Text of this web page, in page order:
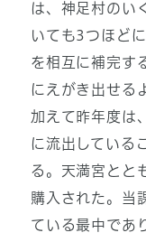
は、神足村のい
いても3つほど
を相互に補完す
にえがき出せる
加えて昨年度は
に流出している
る。天満宮とと
購入された。当
ている最中であ